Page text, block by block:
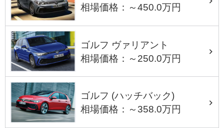
相場価格：～450.0万円
ゴルフ ヴァリアント
相場価格：～250.0万円
ゴルフ (ハッチバック)
相場価格：～358.0万円